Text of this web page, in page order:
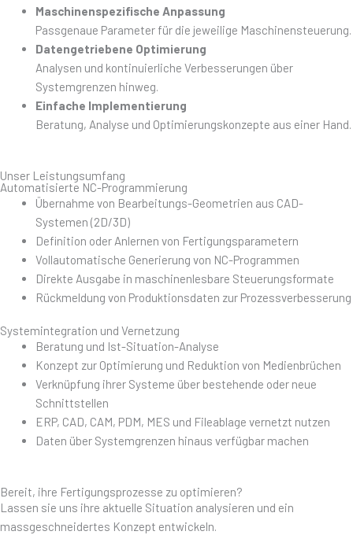
Maschinenspezifische Anpassung
Passgenaue Parameter für die jeweilige Maschinensteuerung.
Datengetriebene Optimierung
Analysen und kontinuierliche Verbesserungen über
Systemgrenzen hinweg.
Einfache Implementierung
Beratung, Analyse und Optimierungskonzepte aus einer Hand.
Unser Leistungsumfang
Automatisierte NC-Programmierung
Übernahme von Bearbeitungs-Geometrien aus CAD-
Systemen (2D/3D)
Definition oder Anlernen von Fertigungsparametern
Vollautomatische Generierung von NC-Programmen
Direkte Ausgabe in maschinenlesbare Steuerungsformate
Rückmeldung von Produktionsdaten zur Prozessverbesserung
Systemintegration und Vernetzung
Beratung und Ist-Situation-Analyse
Konzept zur Optimierung und Reduktion von Medienbrüchen
Verknüpfung ihrer Systeme über bestehende oder neue
Schnittstellen
ERP, CAD, CAM, PDM, MES und Fileablage vernetzt nutzen
Daten über Systemgrenzen hinaus verfügbar machen
Bereit, ihre Fertigungsprozesse zu optimieren?
Lassen sie uns ihre aktuelle Situation analysieren und ein
massgeschneidertes Konzept entwickeln.